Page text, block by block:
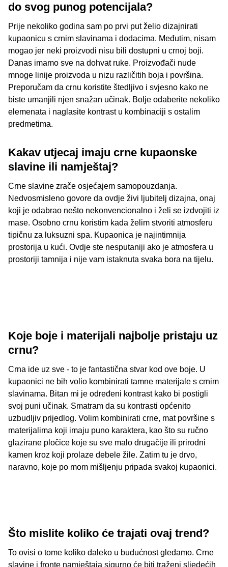
do svog punog potencijala?
Prije nekoliko godina sam po prvi put želio dizajnirati
kupaonicu s crnim slavinama i dodacima. Međutim, nisam
mogao jer neki proizvodi nisu bili dostupni u crnoj boji.
Danas imamo sve na dohvat ruke. Proizvođači nude
mnoge linije proizvoda u nizu različitih boja i površina.
Preporučam da crnu koristite štedljivo i svjesno kako ne
biste umanjili njen snažan učinak. Bolje odaberite nekoliko
elemenata i naglasite kontrast u kombinaciji s ostalim
predmetima.
Kakav utjecaj imaju crne kupaonske
slavine ili namještaj?
Crne slavine zrače osjećajem samopouzdanja.
Nedvosmisleno govore da ovdje živi ljubitelj dizajna, onaj
koji je odabrao nešto nekonvencionalno i želi se izdvojiti iz
mase. Osobno crnu koristim kada želim stvoriti atmosferu
tipičnu za luksuzni spa. Kupaonica je najintimnija
prostorija u kući. Ovdje ste nesputaniji ako je atmosfera u
prostoriji tamnija i nije vam istaknuta svaka bora na tijelu.
Koje boje i materijali najbolje pristaju uz
crnu?
Crna ide uz sve - to je fantastična stvar kod ove boje. U
kupaonici ne bih volio kombinirati tamne materijale s crnim
slavinama. Bitan mi je određeni kontrast kako bi postigli
svoj puni učinak. Smatram da su kontrasti općenito
uzbudljiv prijedlog. Volim kombinirati crne, mat površine s
materijalima koji imaju puno karaktera, kao što su ručno
glazirane pločice koje su sve malo drugačije ili prirodni
kamen kroz koji prolaze debele žile. Zatim tu je drvo,
naravno, koje po mom mišljenju pripada svakoj kupaonici.
Što mislite koliko će trajati ovaj trend?
To ovisi o tome koliko daleko u budućnost gledamo. Crne
slavine i fronte namještaja sigurno će biti traženi sljedećih